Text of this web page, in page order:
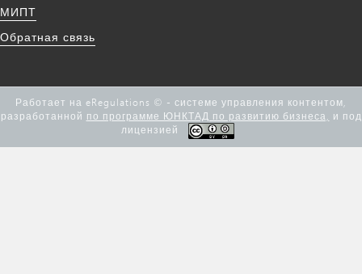
МИПТ
Обратная связь
Работает на eRegulations © - системе управления контентом,
разработанной по программе ЮНКТАД по развитию бизнеса,
и под
лицензией